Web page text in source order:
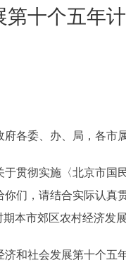
第十个五年
府各委、办、局，各市
彻实施〈北京市国民
你们，请结合实际认真
本市郊区农村经济发
社会发展第十个五